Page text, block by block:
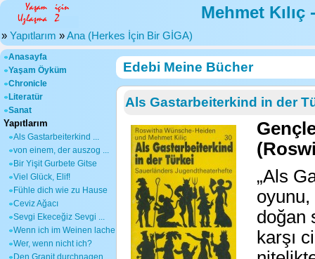
Mehmet
» Yapıtlarım »Ana (Herkes İçin Bir GİGA)
Anasayfa
Yaşam Öyküm
Chronicle
Literatür
Sanat
Yapıtlarım
Als Gastarbeiterkind ...
von einem, der auszog ...
Bir Yişit Gurbete Gitse
Viel Glück, Elif!
Fühle dich wie zu Hause
Ceviz Ağacı
Sevgi Ekeceğiz Sevgi ...
Wenn ich im Weinen lache
Wer, wenn nicht ich?
Den Granit durchnagen
Edebi Meine Bücher
Als Gastarbeiterkind in der
„Als
oyunu,
doğan
karşı